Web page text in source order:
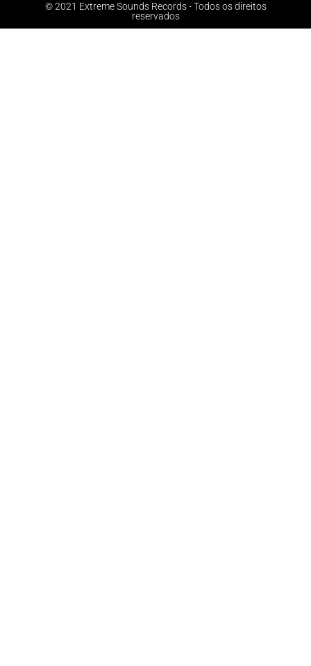
© 2021 Extreme Sounds Records - Todos os direitos
reservados